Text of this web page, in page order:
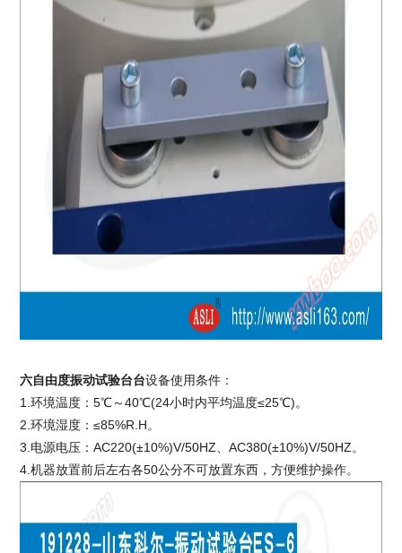
六自由度振动试验台台设备使用条件：
1.环境温度：5℃～40℃(24小时内平均温度≤25℃)。
2.环境湿度：≤85%R.H。
3.电源电压：AC220(±10%)V/50HZ、AC380(±10%)V/50HZ。
4.机器放置前后左右各50公分不可放置东西，方便维护操作。